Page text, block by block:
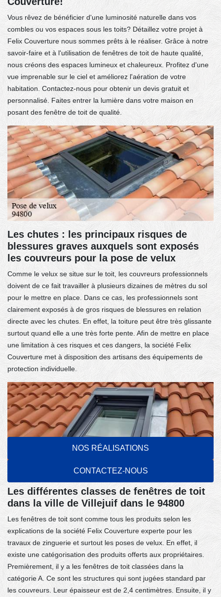
NOS RÉALISATIONS
CONTACTEZ-NOUS
Vous rêvez de bénéficier d'une luminosité naturelle dans vos
combles ou vos espaces sous les toits? Détaillez votre projet à
Felix Couverture nous sommes prêts à le réaliser. Grâce à notre
savoir-faire et à l'utilisation de fenêtres de toit de haute qualité,
nous créons des espaces lumineux et chaleureux. Profitez d'une
vue imprenable sur le ciel et améliorez l'aération de votre
habitation. Contactez-nous pour obtenir un devis gratuit et
personnalisé. Faites entrer la lumière dans votre maison en
posant des fenêtre de toit de qualité.
Les chutes : les principaux risques de
blessures graves auxquels sont exposés
les couvreurs pour la pose de velux
Comme le velux se situe sur le toit, les couvreurs professionnels
doivent de ce fait travailler à plusieurs dizaines de mètres du sol
pour le mettre en place. Dans ce cas, les professionnels sont
clairement exposés à de gros risques de blessures en relation
directe avec les chutes. En effet, la toiture peut être très glissante
surtout quand elle a une très forte pente. Afin de mettre en place
une limitation à ces risques et ces dangers, la société Felix
Couverture met à disposition des artisans des équipements de
protection individuelle.
Les différentes classes de fenêtres de toit
dans la ville de Villejuif dans le 94800
Les fenêtres de toit sont comme tous les produits selon les
explications de la société Felix Couverture experte pour les
travaux de zinguerie et surtout les poses de velux. En effet, il
existe une catégorisation des produits offerts aux propriétaires.
Premièrement, il y a les fenêtres de toit classées dans la
catégorie A. Ce sont les structures qui sont jugées standard par
les couvreurs. Leur épaisseur est de 2,4 centimètres. Ensuite, il y